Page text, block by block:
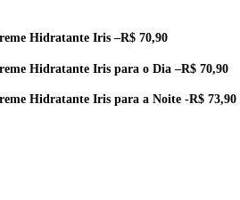
Hidratante Iris –R$ 70,90
Hidratante Iris para o Dia –R$ 70,90
Hidratante Iris para a Noite -R$ 73,90